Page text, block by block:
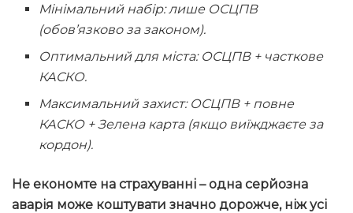
Мінімальний набір: лише ОСЦПВ
(обов’язково за законом).
Оптимальний для міста: ОСЦПВ + часткове
КАСКО.
Максимальний захист: ОСЦПВ + повне
КАСКО + Зелена карта (якщо виїжджаєте за
кордон).
Не економте на страхуванні – одна серйозна
аварія може коштувати значно дорожче, ніж усі